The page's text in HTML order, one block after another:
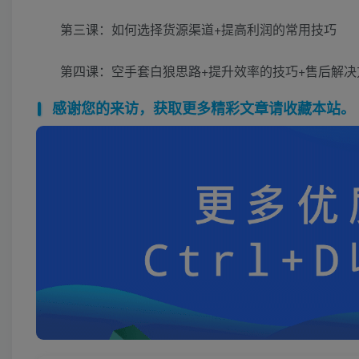
第三课：如何选择货源渠道+提高利润的常用技巧
第四课：空手套白狼思路+提升效率的技巧+售后解
感谢您的来访，获取更多精彩文章请收藏本站。